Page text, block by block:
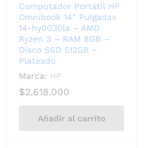
Computador Portátil HP
Omnibook 14″ Pulgadas
14-hy0030la – AMD
Ryzen 3 – RAM 8GB –
Disco SSD 512GB –
Plateado
Marca: HP
$2.618.000
Añadir al carrito